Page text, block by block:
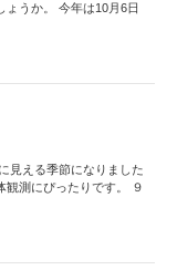
うか。 今年は10月6日
見える季節になりました
観測にぴったりです。 ９